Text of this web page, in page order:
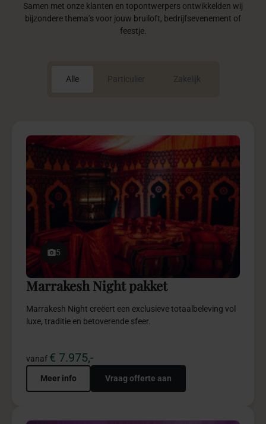
Samen met onze klanten en topontwerpers ontwikkelden wij
bijzondere thema’s voor jouw bruiloft, bedrijfsevenement of
feestje.
Alle Particulier Zakelijk
5
Marrakesh Night pakket
Marrakesh Night creëert een exclusieve totaalbeleving vol
luxe, traditie en betoverende sfeer.
vanaf € 7.975,-
Meer info Vraag offerte aan